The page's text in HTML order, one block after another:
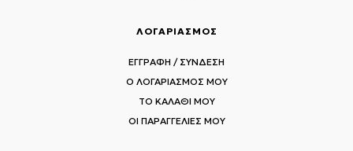
ΛΟΓΑΡΙΑΣΜΟΣ
ΕΓΓΡΑΦΗ / ΣΥΝΔΕΣΗ
Ο ΛΟΓΑΡΙΑΣΜΟΣ ΜΟΥ
ΤΟ ΚΑΛΑΘΙ ΜΟΥ
ΟΙ ΠΑΡΑΓΓΕΛΙΕΣ ΜΟΥ